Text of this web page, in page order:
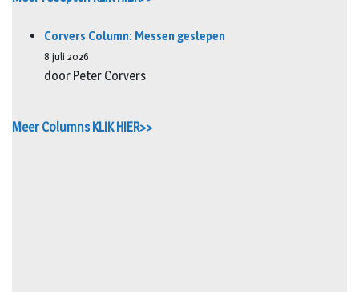
Corvers Column: Messen geslepen
8 juli 2026
door Peter Corvers
Meer Columns KLIK HIER>>